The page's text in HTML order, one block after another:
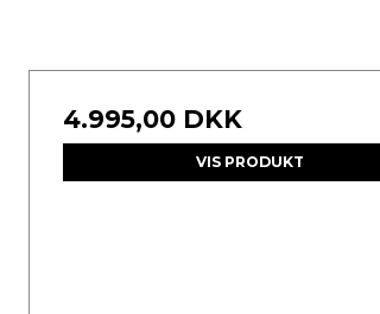
4.995,00 DKK
VIS PRODUKT